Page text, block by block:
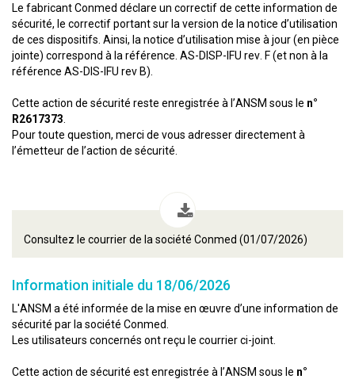
Le fabricant Conmed déclare un correctif de cette information de
sécurité, le correctif portant sur la version de la notice d’utilisation
de ces dispositifs. Ainsi, la notice d’utilisation mise à jour (en pièce
jointe) correspond à la référence. AS-DISP-IFU rev. F (et non à la
référence AS-DIS-IFU rev B).
Cette action de sécurité reste enregistrée à l’ANSM sous le n°
R2617373
Pour toute question, merci de vous adresser directement à
l’émetteur de l’action de sécurité.
Consultez le courrier de la société Conmed (01/07/2026)
Information initiale du 18/06/2026
L'ANSM a été informée de la mise en œuvre d’une information de
sécurité par la société Conmed.
Les utilisateurs concernés ont reçu le courrier ci-joint.
Cette action de sécurité est enregistrée à l’ANSM sous le n°